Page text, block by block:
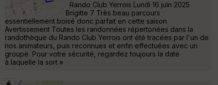
Rando Club Yerrois Lundi 16 juin 2025
Brigitte 7 Très beau parcours
essentiellement boisé donc parfait en cette saison
Avertissement Toutes les randonnées répertoriées dans la
randothèque du Rando Club Yerrois ont été tracées par l'un de
nos animateurs, puis reconnues et enfin effectuées avec un
groupe. Pour votre sécurité, regardez toujours la date
à laquelle la sort »